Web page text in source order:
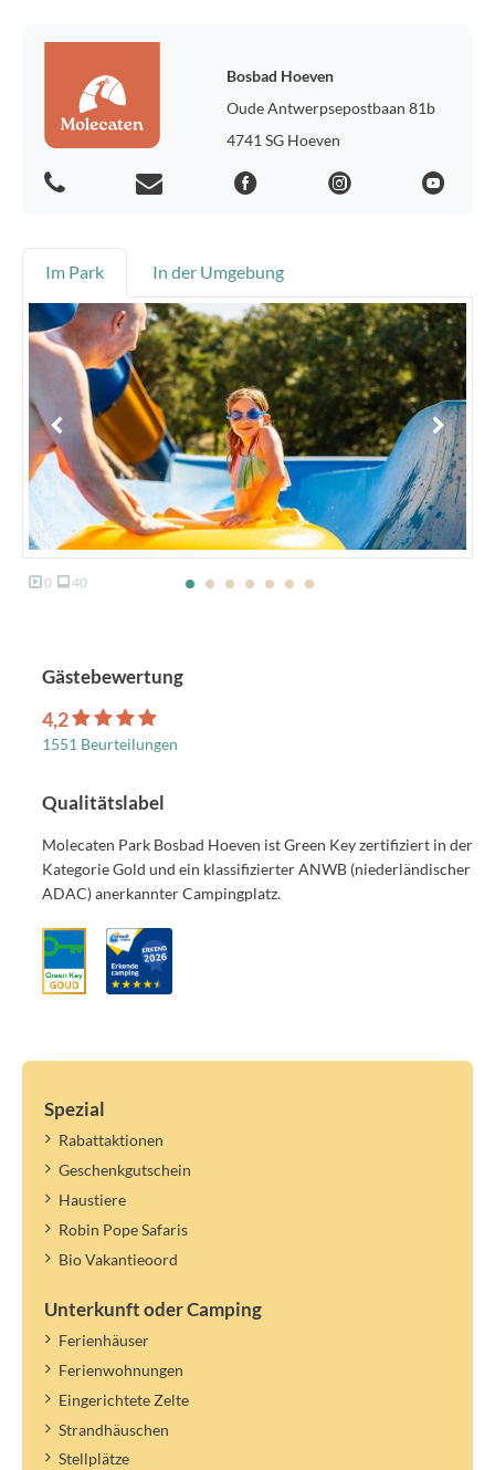
Bosbad Hoeven
Oude Antwerpsepostbaan 81b
4741 SG Hoeven
Im Park In der Umgebung
0 40
Gästebewertung
4,2
1551 Beurteilungen
Qualitätslabel
Molecaten Park Bosbad Hoeven ist Green Key zertifiziert in der
Kategorie Gold und ein klassifizierter ANWB (niederländischer
ADAC) anerkannter Campingplatz.
Spezial
Rabattaktionen
Geschenkgutschein
Haustiere
Robin Pope Safaris
Bio Vakantieoord
Unterkunft oder Camping
Ferienhäuser
Ferienwohnungen
Eingerichtete Zelte
Strandhäuschen
Stellplätze